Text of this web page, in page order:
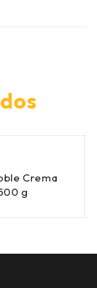
Crema
g